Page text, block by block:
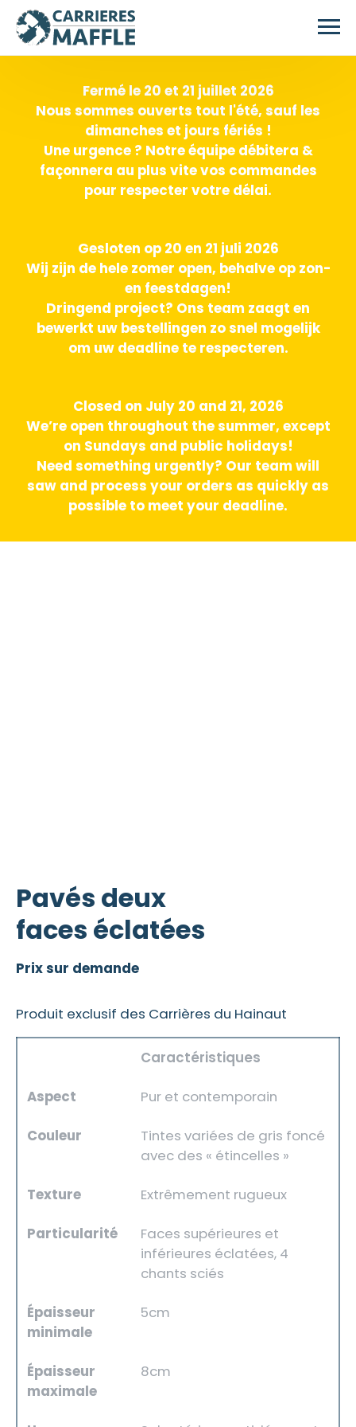
Skip to main content
Fermé le 20 et 21 juillet 2026
Nous sommes ouverts tout l'été, sauf les
dimanches et jours fériés !
Une urgence ? Notre équipe débitera &
façonnera au plus vite vos commandes
pour respecter votre délai.
Gesloten op 20 en 21 juli 2026
Wij zijn de hele zomer open, behalve op zon-
en feestdagen!
Dringend project? Ons team zaagt en
bewerkt uw bestellingen zo snel mogelijk
om uw deadline te respecteren.
Closed on July 20 and 21, 2026
We’re open throughout the summer, except
on Sundays and public holidays!
Need something urgently? Our team will
saw and process your orders as quickly as
possible to meet your deadline.
Pavés deux
faces éclatées
Prix sur demande
Produit exclusif des Carrières du Hainaut
Caractéristiques
Aspect Pur et contemporain
Couleur
Tintes variées de gris foncé
avec des « étincelles »
Texture Extrêmement rugueux
Particularité
Faces supérieures et
inférieures éclatées, 4
chants sciés
Épaisseur
minimale
5cm
Épaisseur
maximale
8cm